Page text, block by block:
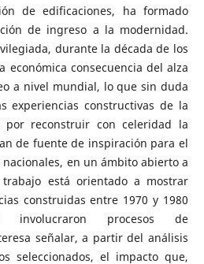
de edificaciones, ha formado
de ingreso a la modernidad.
durante la década de los
económica consecuencia del alza
a nivel mundial, lo que sin duda
experiencias constructivas de la
reconstruir con celeridad la
de fuente de inspiración para el
en un ámbito abierto a
trabajo está orientado a mostrar
construidas entre 1970 y 1980
involucraron procesos de
señalar, a partir del análisis
seleccionados, el impacto que,